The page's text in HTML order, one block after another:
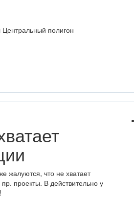
полигон
жалуются, что не хватает
проекты. В действительно у